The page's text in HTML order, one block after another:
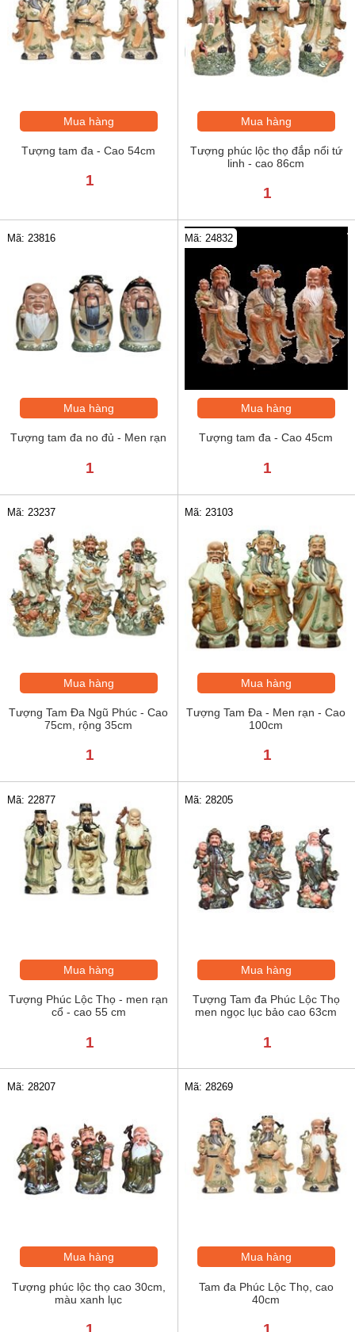
Mua hàng
Tượng tam đa - Cao 54cm
1
Mua hàng
Tượng phúc lộc thọ đắp nổi tứ
linh - cao 86cm
1
Mã: 23816
Mua hàng
Tượng tam đa no đủ - Men rạn
1
Mã: 24832
Mua hàng
Tượng tam đa - Cao 45cm
1
Mã: 23237
Mua hàng
Tượng Tam Đa Ngũ Phúc - Cao
75cm, rộng 35cm
1
Mã: 23103
Mua hàng
Tượng Tam Đa - Men rạn - Cao
100cm
1
Mã: 22877
Mua hàng
Tượng Phúc Lộc Thọ - men rạn
cổ - cao 55 cm
1
Mã: 28205
Mua hàng
Tượng Tam đa Phúc Lộc Thọ
men ngọc lục bảo cao 63cm
1
Mã: 28207
Mua hàng
Tượng phúc lộc thọ cao 30cm,
màu xanh lục
Mã: 28269
Mua hàng
Tam đa Phúc Lộc Thọ, cao
40cm